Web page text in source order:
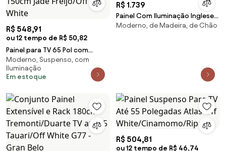
R$ 548,91
ou 12 tempo de R$ 50,82
Painel para TV 65 Pol com
Bancada Suspensa 150cm Jade
Freijó/Off White
Moderno, Suspenso, com
Iluminação
Em estoque
R$ 1.739
Painel Com Iluminação Ingleses
Beach
Moderno, de Madeira, de Chão
R$ 504,81
ou 12 tempo de R$ 46,74